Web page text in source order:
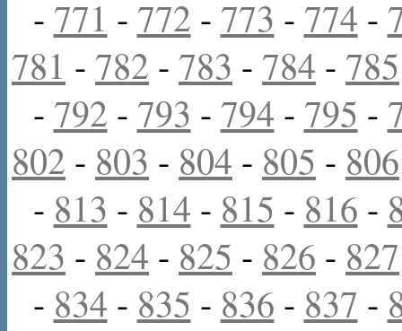
- 771 - 772 - 773 - 774 -
781 - 782 - 783 - 784 - 785
- 792 - 793 - 794 - 795 -
802 - 803 - 804 - 805 - 806
- 813 - 814 - 815 - 816 -
823 - 824 - 825 - 826 - 827
- 834 - 835 - 836 - 837 -